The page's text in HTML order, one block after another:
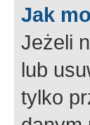
Jak
Jeżeli
lub
tylko